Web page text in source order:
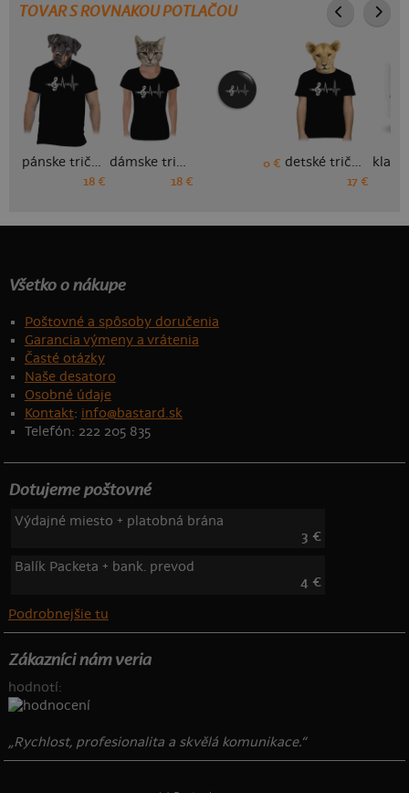
TOVAR S ROVNAKOU POTLAČOU
pánske tričko
18 €
dámske tričko
18 €
0 € detské tričko
17 €
Všetko o nákupe
Poštovné a spôsoby doručenia
Garancia výmeny a vrátenia
Časté otázky
Naše desatoro
Osobné údaje
Kontakt: info@bastard.sk
Telefón: 222 205 835
Dotujeme poštovné
Výdajné miesto + platobná brána
3 €
Balík Packeta + bank. prevod
4 €
Podrobnejšie tu
Zákazníci nám veria
hodnotí:
„Rychlost, profesionalita a skvělá komunikace.“